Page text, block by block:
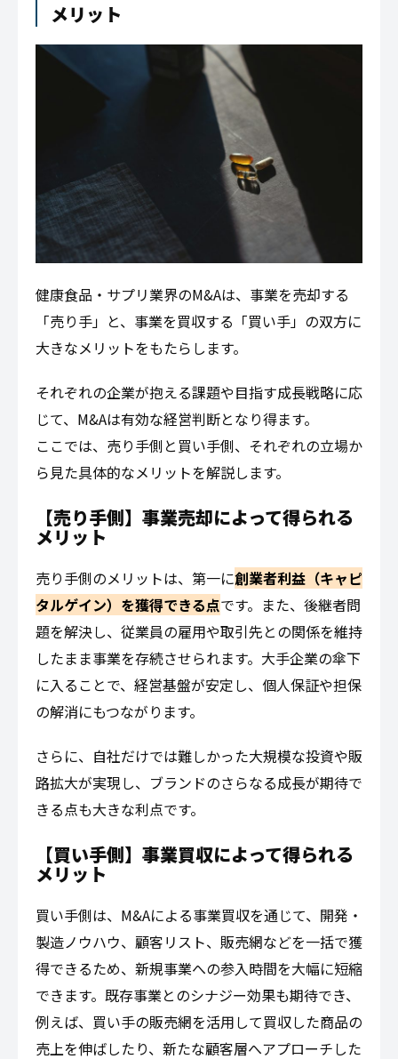
メリット
健康食品・サプリ業界のM&Aは、事業を売却する
「売り手」と、事業を買収する「買い手」の双方に
大きなメリットをもたらします。
それぞれの企業が抱える課題や目指す成長戦略に応
じて、M&Aは有効な経営判断となり得ます。
ここでは、売り手側と買い手側、それぞれの立場か
ら見た具体的なメリットを解説します。
【売り手側】事業売却によって得られる
メリット
売り手側のメリットは、第一に創業者利益（キャピ
タルゲイン）を獲得できる点です。また、後継者問
題を解決し、従業員の雇用や取引先との関係を維持
したまま事業を存続させられます。大手企業の傘下
に入ることで、経営基盤が安定し、個人保証や担保
の解消にもつながります。
さらに、自社だけでは難しかった大規模な投資や販
路拡大が実現し、ブランドのさらなる成長が期待で
きる点も大きな利点です。
【買い手側】事業買収によって得られる
メリット
買い手側は、M&Aによる事業買収を通じて、開発・
製造ノウハウ、顧客リスト、販売網などを一括で獲
得できるため、新規事業への参入時間を大幅に短縮
できます。既存事業とのシナジー効果も期待でき、
例えば、買い手の販売網を活用して買収した商品の
売上を伸ばしたり、新たな顧客層へアプローチした